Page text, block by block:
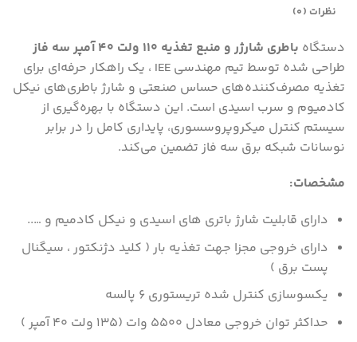
نظرات (0)
دستگاه باطری شارژر و منبع تغذیه ۱۱۰ ولت 40 آمپر سه فاز
طراحی شده توسط تیم مهندسی IEE ، یک راهکار حرفه‌ای برای
تغذیه مصرف‌کننده‌های حساس صنعتی و شارژ باطری‌های نیکل
کادمیوم و سرب اسیدی است. این دستگاه با بهره‌گیری از
سیستم کنترل میکروپروسسوری، پایداری کامل را در برابر
نوسانات شبکه برق سه فاز تضمین می‌کند.
مشخصات:
دارای قابلیت شارژ باتری های اسیدی و نیکل کادمیم و …..
دارای خروجی مجزا جهت تغذیه بار ( کلید دژنکتور ، سیگنال
پست برق )
یکسوسازی کنترل شده تریستوری 6 پالسه
حداکثر توان خروجی معادل 5500 وات (135 ولت 40 آمپر )